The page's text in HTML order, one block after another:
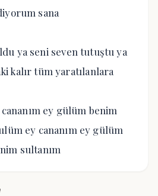
sana
ya seni seven tutuştu ya
kalır tüm yaratılanlara
ey gülüm benim
ey cananım ey gülüm
sultanım